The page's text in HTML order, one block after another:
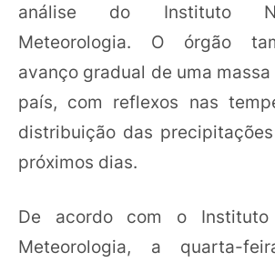
análise do Instituto
Meteorologia. O órgão
avanço gradual de uma
país, com reflexos nas
distribuição das
próximos dias.
De acordo com o Instituto
Meteorologia, a quarta-